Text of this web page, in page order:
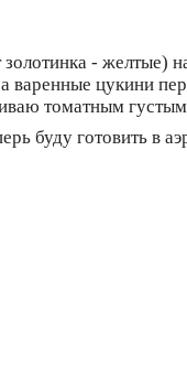
- желтые)
варенные цукини
томатным
буду готовить в